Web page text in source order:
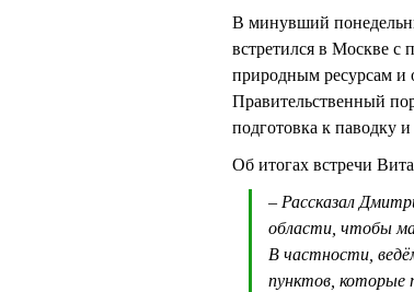
В минувший
встретился в Москве с
природным ресурсам
Правительственный
подготовка к паводку
Об итогах встречи
– Рассказал
области, чтобы
В частности,
пунктов, которые